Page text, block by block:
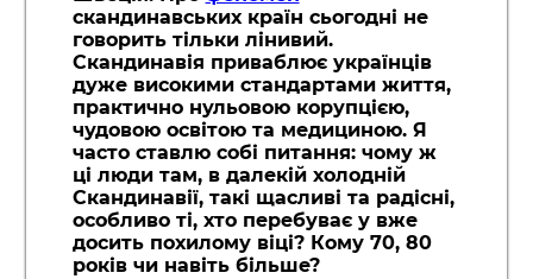
скандинавських країн сьогодні не
говорить тільки лінивий.
Скандинавія приваблює українців
дуже високими стандартами життя,
практично нульовою корупцією,
чудовою освітою та медициною. Я
часто ставлю собі питання: чому ж
ці люди там, в далекій холодній
Скандинавії, такі щасливі та радісні,
особливо ті, хто перебуває у вже
досить похилому віці? Кому 70, 80
років чи навіть більше?